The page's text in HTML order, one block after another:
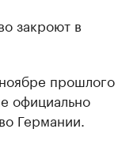
закроют в
прошлого
официально
Германии.